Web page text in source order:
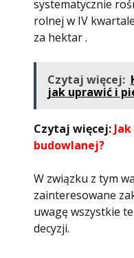
systematycznie
rolnej w IV
za hektar .
Czytaj więcej:
jak uprawić i
Czytaj więcej:
budowlanej?
W związku z tym
zainteresowane
uwagę wszystkie
decyzji.